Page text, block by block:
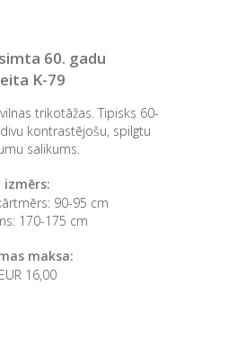
60. gadu
K-79
trikotāžas. Tipisks 60-
kontrastējošu, spilgtu
salikums.
izmērs:
90-95 cm
170-175 cm
maksa:
EUR 16,00